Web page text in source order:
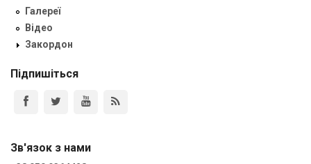
Галереї
Відео
Закордон
Підпишіться
Зв'язок з нами